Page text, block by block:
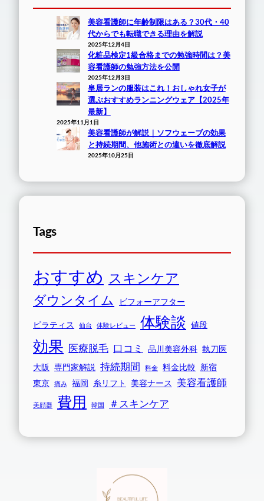
美容看護師に年齢制限はある？30代・40
代からでも転職できる理由を解説
2025年12月4日
化粧品検定1級合格までの勉強時間は？美
容看護師の勉強方法を公開
2025年12月3日
皇居ランの服装はこれ！おしゃれ女子が
選ぶおすすめランニングウェア【2025年
最新】
2025年11月1日
美容看護師が解説｜ソフウェーブの効果
と持続期間、他施術との違いを徹底解説
2025年10月25日
Tags
おすすめ スキンケア
ダウンタイム ビフォーアフター
ピラティス 仙台 体験レビュー 体験談 値段
効果 医療脱毛 口コミ 品川美容外科 執刀医
大阪 専門家解説 持続期間 料金 料金比較 新宿
東京
痛み 福岡 糸リフト 美容ナース 美容看護師
美顔器 費用 韓国 ＃スキンケア